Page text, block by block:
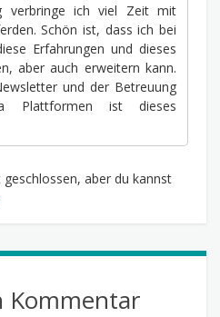
verbringe ich viel Zeit mit
Schön ist, dass ich bei
Erfahrungen und dieses
aber auch erweitern kann.
und der Betreuung
Plattformen ist dieses
aber du kannst
Kommentar